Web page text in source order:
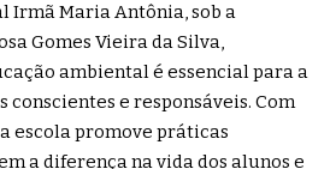
Irmã Maria Antônia, sob a
Gomes Vieira da Silva,
ambiental é essencial para a
conscientes e responsáveis. Com
escola promove práticas
a diferença na vida dos alunos e